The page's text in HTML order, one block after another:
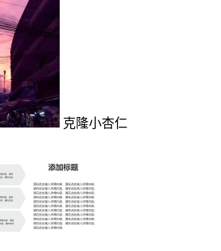
克隆小杏仁